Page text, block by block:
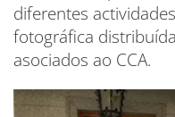
diferentes
fotográfica
asociados ao CCA.